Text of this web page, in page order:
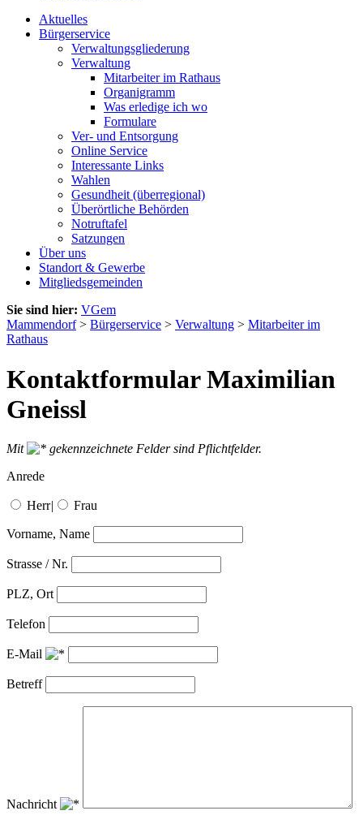
Aktuelles
Bürgerservice
Verwaltungsgliederung
Verwaltung
Mitarbeiter im Rathaus
Organigramm
Was erledige ich wo
Formulare
Ver- und Entsorgung
Online Service
Interessante Links
Wahlen
Gesundheit (überregional)
Überörtliche Behörden
Notruftafel
Satzungen
Über uns
Standort & Gewerbe
Mitgliedsgemeinden
Sie sind hier: VGem
Mammendorf> Bürgerservice > Verwaltung > Mitarbeiter im
Rathaus
Kontaktformular Maximilian
Gneissl
Mit
gekennzeichnete Felder sind Pflichtfelder.
Anrede
Herr| Frau
Vorname, Name
Strasse / Nr.
PLZ, Ort
Telefon
E-Mail
Betreff
Nachricht